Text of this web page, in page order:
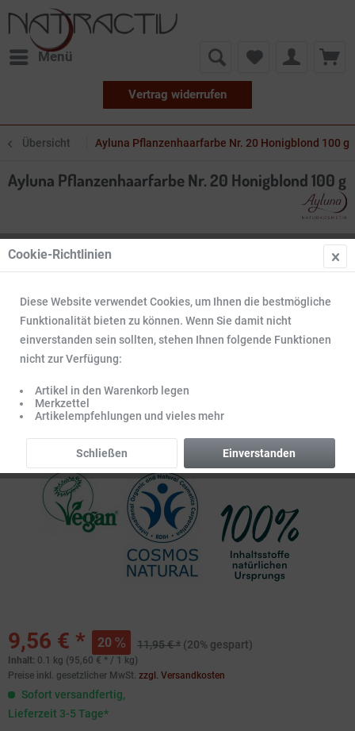
Menü
Vertrag widerrufen
Übersicht Ayluna Pflanzenhaarfarbe Nr. 20 Honigblond 100 g
Ayluna Pflanzenhaarfarbe Nr. 20 Honigblond 100 g
9,56 € * 20 11,95 € * (20% gespart)
Inhalt: 0.1 kg (95,60 € * / 1 kg)
Preise inkl. gesetzlicher MwSt. zzgl. Versandkosten
Sofort versandfertig,
Lieferzeit 3-5 Tage*
Cookie-Richtlinien
Diese Website verwendet Cookies, um Ihnen die bestmögliche
Funktionalität bieten zu können. Wenn Sie damit nicht
einverstanden sein sollten, stehen Ihnen folgende Funktionen
nicht zur Verfügung:
Artikel in den Warenkorb legen
Merkzettel
Artikelempfehlungen und vieles mehr
Einverstanden
Schließen